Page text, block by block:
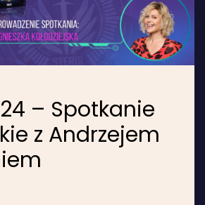
– Spotkanie
z Andrzejem